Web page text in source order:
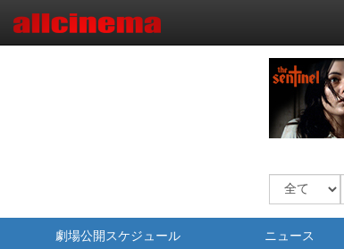
劇場公開スケジュール ニュース